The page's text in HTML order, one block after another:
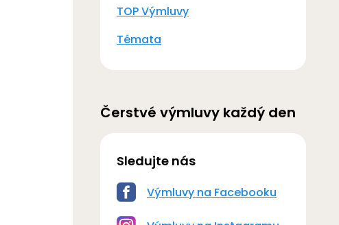
TOP Výmluvy
Témata
Čerstvé výmluvy každý den
Sledujte nás
Výmluvy na Facebooku